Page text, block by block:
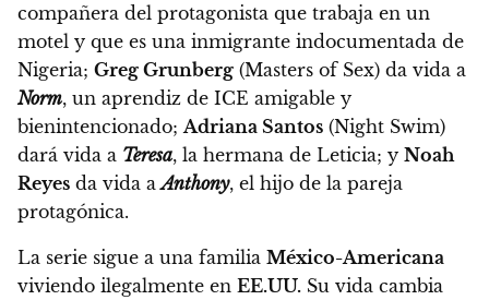
compañera del protagonista que trabaja en un
motel y que es una inmigrante indocumentada de
Nigeria; Greg Grunberg (Masters of Sex) da vida a
Norm, un aprendiz de ICE amigable y
bienintencionado; Adriana Santos (Night Swim)
dará vida a Teresa, la hermana de Leticia; y Noah
Reyes da vida aAnthony, el hijo de la pareja
protagónica.
La serie sigue a una familia México-Americana
viviendo ilegalmente en EE.UU. Su vida cambia